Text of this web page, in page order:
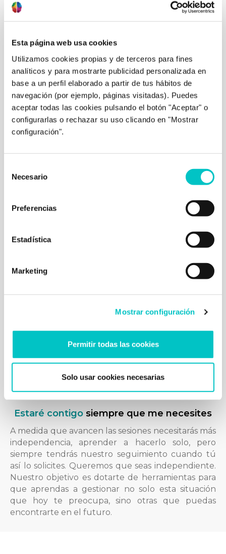
Esta página web usa cookies
Utilizamos cookies propias y de terceros para fines
analíticos y para mostrarte publicidad personalizada en
base a un perfil elaborado a partir de tus hábitos de
navegación (por ejemplo, páginas visitadas). Puedes
aceptar todas las cookies pulsando el botón "Aceptar" o
configurarlas o rechazar su uso clicando en "Mostrar
configuración".
Necesario
Preferencias
Estadística
Marketing
Mostrar configuración
Permitir todas las cookies
Solo usar cookies necesarias
Queremos ayudarte a entender. Siempre te
daremos información, te explicaremos con detalle
qué te está pasando, por qué pasa o se mantiene
la situación que te genera malestar. Gran parte de
tu mejoría se basará en esta información. Nos
apoyaremos en lecturas, libros, videos, etc. para
afianzar lo aprendido en consulta.
Nuestra filosofía es el trabajo en equipo. ¡Te
que necesites, pero necesitamos tu compromiso
en llevarlas a la práctica. Trabajaremos con tareas
Estaré contigo siempre que me necesites
A medida que avancen las sesiones necesitarás más
independencia, aprender a hacerlo solo, pero
siempre tendrás nuestro seguimiento cuando tú
así lo solicites. Queremos que seas independiente.
Nuestro objetivo es dotarte de herramientas para
que aprendas a gestionar no solo esta situación
que hoy te preocupa, sino otras que puedas
encontrarte en el futuro.